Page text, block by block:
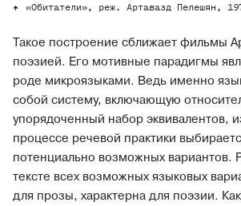
«Обитатели», реж. Артавазд Пелешян,
Такое построение сближает фильмы
поэзией. Его мотивные парадигмы
роде микроязыками. Ведь именно
собой систему, включающую
упорядоченный набор эквивалентов,
процессе речевой практики
потенциально возможных вариантов.
тексте всех возможных языковых
для прозы, характерна для поэзии.